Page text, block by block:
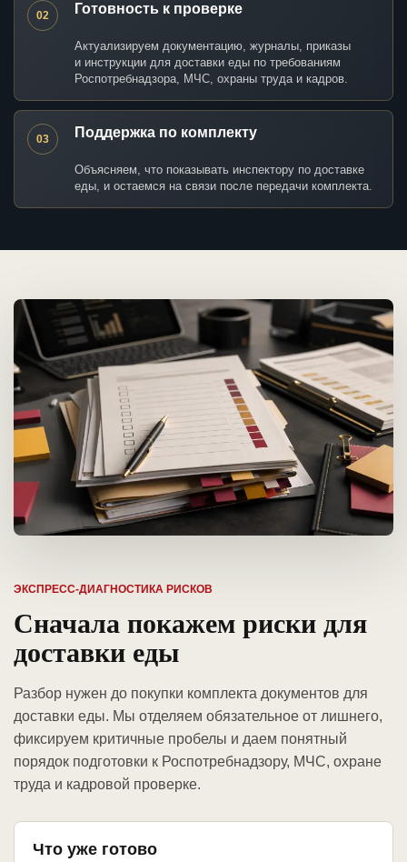
02 Готовность к проверке
Актуализируем документацию, журналы, приказы
и инструкции для доставки еды по требованиям
Роспотребнадзора, МЧС, охраны труда и кадров.
03 Поддержка по комплекту
Объясняем, что показывать инспектору по доставке
еды, и остаемся на связи после передачи комплекта.
ЭКСПРЕСС-ДИАГНОСТИКА РИСКОВ
Сначала покажем риски для
доставки еды
Разбор нужен до покупки комплекта документов для
доставки еды. Мы отделяем обязательное от лишнего,
фиксируем критичные пробелы и даем понятный
порядок подготовки к Роспотребнадзору, МЧС, охране
труда и кадровой проверке.
Что уже готово